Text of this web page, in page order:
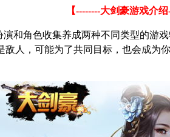
【--------大剑豪游戏介绍
和角色收集养成两种不同类型的
人，可能为了共同目标，也会成